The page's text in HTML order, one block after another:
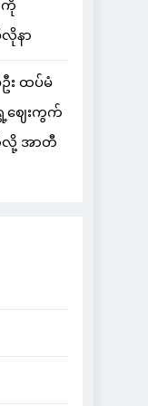
ကို
နာ
း ထပ်မံ
ေ့ဈေးကွက်
လို့ အာတီ